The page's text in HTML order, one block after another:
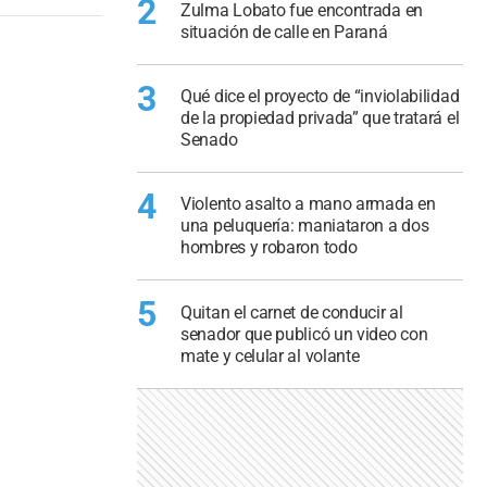
2
Zulma Lobato fue encontrada en
situación de calle en Paraná
3
Qué dice el proyecto de “inviolabilidad
de la propiedad privada” que tratará el
Senado
4
Violento asalto a mano armada en
una peluquería: maniataron a dos
hombres y robaron todo
5
Quitan el carnet de conducir al
senador que publicó un video con
mate y celular al volante